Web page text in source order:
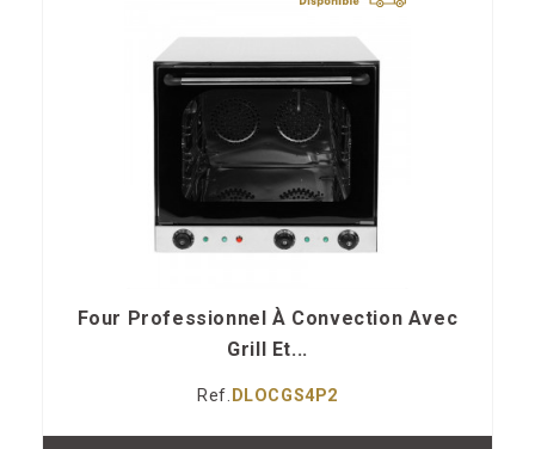
Four Professionnel À Convection Avec
Grill Et...
Ref. DLOCGS4P2